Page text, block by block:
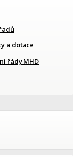
a dotace
řády MHD